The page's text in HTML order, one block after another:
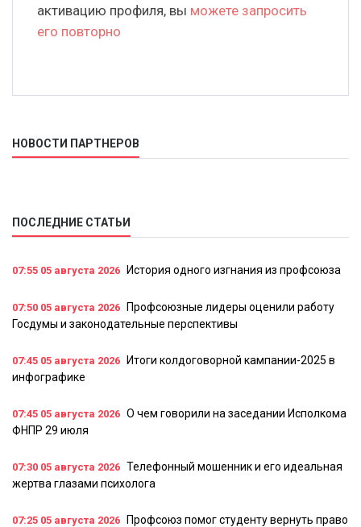
активацию профиля, вы можете запросить
его повторно
НОВОСТИ ПАРТНЕРОВ
ПОСЛЕДНИЕ СТАТЬИ
07:55 05 августа 2026 История одного изгнания из профсоюза
07:50 05 августа 2026
Профсоюзные лидеры оценили работу
Госдумы и законодательные перспективы
07:45 05 августа 2026
Итоги колдоговорной кампании-2025 в
инфографике
07:45 05 августа 2026 О чем говорили на заседании Исполкома
ФНПР 29 июля
07:30 05 августа 2026 Телефонный мошенник и его идеальная
жертва глазами психолога
07:25 05 августа 2026
Профсоюз помог студенту вернуть право